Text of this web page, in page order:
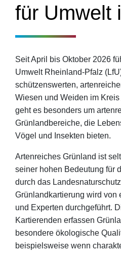
für Umwelt
Seit April bis Oktober 2026
Umwelt Rheinland-Pfalz
schützenswerten,
Wiesen und Weiden im
geht es besonders um
Grünlandbereiche, die
Vögel und Insekten bieten.
Artenreiches Grünland ist
seiner hohen Bedeutung für
durch das
Grünlandkartierung wird von
und Experten durchgeführt.
Kartierenden erfassen
besondere ökologische
beispielsweise wenn